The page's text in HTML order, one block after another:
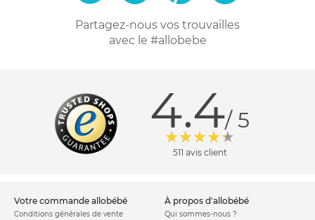
Partagez-nous vos trouvailles
avec le #allobebe
4.4/ 5
511 avis client
votre commande allobébé
Conditions générales de vente
à propos d'allobébé
Qui sommes-nous ?